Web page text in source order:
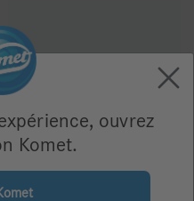
8830RM
ouvrez
Komet.